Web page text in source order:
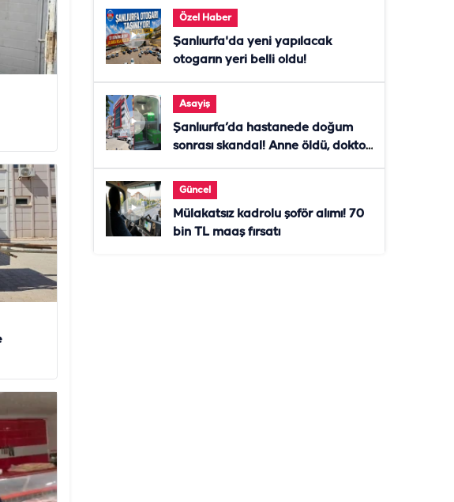
Özel Haber
Şanlıurfa'da yeni yapılacak
otogarın yeri belli oldu!
Asayiş
Şanlıurfa’da hastanede doğum
sonrası skandal! Anne öldü, doktor
Güncel
Mülakatsız kadrolu şoför alımı! 70
bin TL maaş fırsatı